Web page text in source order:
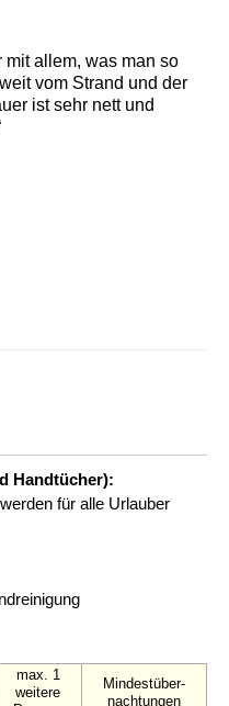
mit allem, was man so
vom Strand und der
ist sehr nett und
Handtücher):
für alle Urlauber
max. 1
weitere
Mindestüber-
nachtungen